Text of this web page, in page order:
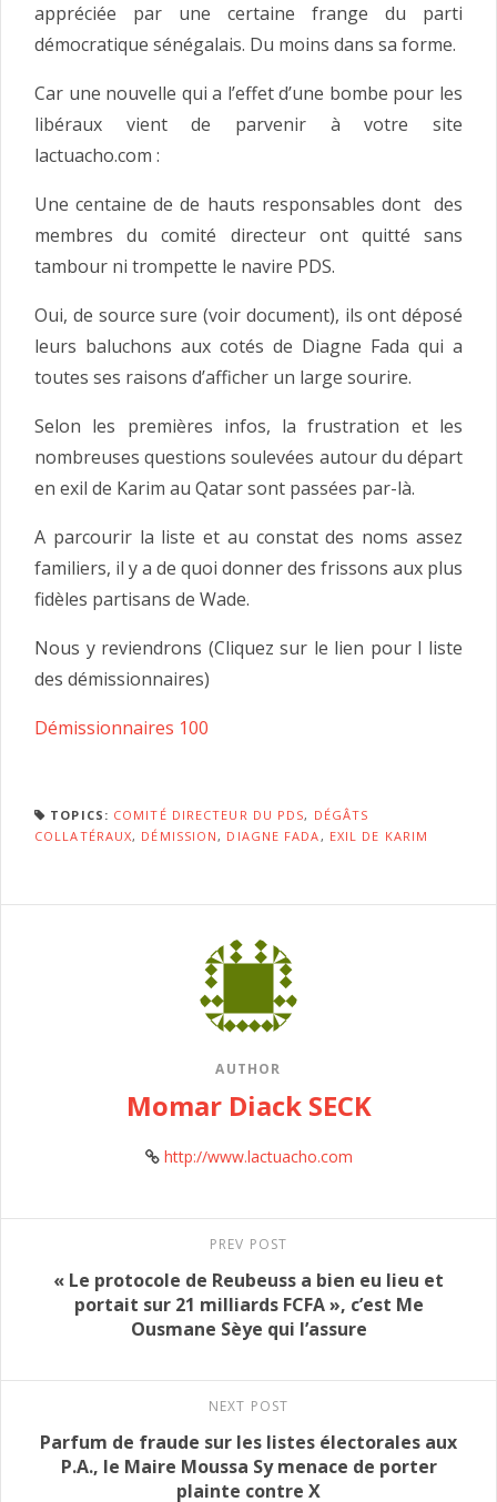
appréciée par une certaine frange du parti
démocratique sénégalais. Du moins dans sa forme.
Car une nouvelle qui a l’effet d’une bombe pour les
libéraux vient de parvenir à votre site
lactuacho.com :
Une centaine de de hauts responsables dont des
membres du comité directeur ont quitté sans
tambour ni trompette le navire PDS.
Oui, de source sure (voir document), ils ont déposé
leurs baluchons aux cotés de Diagne Fada qui a
toutes ses raisons d’afficher un large sourire.
Selon les premières infos, la frustration et les
nombreuses questions soulevées autour du départ
en exil de Karim au Qatar sont passées par-là.
A parcourir la liste et au constat des noms assez
familiers, il y a de quoi donner des frissons aux plus
fidèles partisans de Wade.
Nous y reviendrons (Cliquez sur le lien pour l liste
des démissionnaires)
Démissionnaires 100
TOPICS: COMITÉ DIRECTEUR DU PDS, DÉGÂTS
COLLATÉRAUX, DÉMISSION, DIAGNE FADA, EXIL DE KARIM
AUTHOR
Momar Diack SECK
http://www.lactuacho.com
PREV POST
« Le protocole de Reubeuss a bien eu lieu et
portait sur 21 milliards FCFA », c’est Me
Ousmane Sèye qui l’assure
NEXT POST
Parfum de fraude sur les listes électorales aux
P.A., le Maire Moussa Sy menace de porter
plainte contre X